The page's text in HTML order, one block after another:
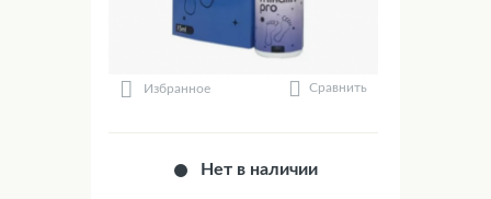
Избранное Сравнить
Нет в наличии